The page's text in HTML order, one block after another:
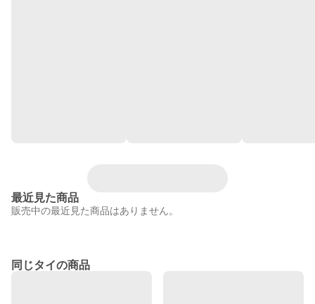
最近見た商品
販売中の最近見た商品はありません。
同じタイの商品